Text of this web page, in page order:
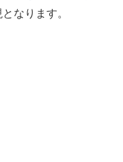
なります。